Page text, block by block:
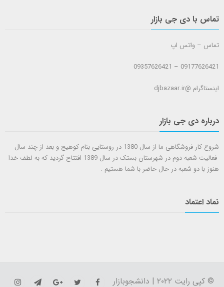
تماس با دی جی بازار
تماس – واتس اپ
09177626421 – 09357626421
اینستاگرام @djbazaar.ir
درباره دی جی بازار
شروع کار فروشگاهی ما از سال 1380 در روستایی بنام کوهیج و بعد از چند سال
فعالیت شعبه دوم در شهرستان بستک در سال 1389 افتتاح گردید که به لطف خدا
هنوز با دو شعبه در حال حاضر با شما هستيم .
نماد اعتماد
© کپی رایت ۲۰۲۲ | دانشجوبازار